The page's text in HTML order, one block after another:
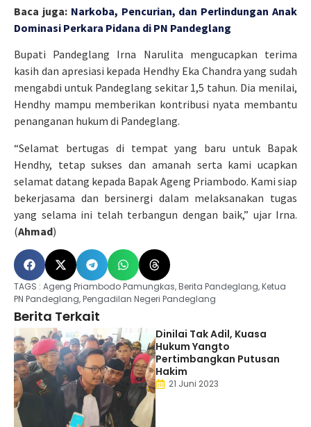
Baca juga: Narkoba, Pencurian, dan Perlindungan Anak
Dominasi Perkara Pidana di PN Pandeglang
Bupati Pandeglang Irna Narulita mengucapkan terima
kasih dan apresiasi kepada Hendhy Eka Chandra yang sudah
mengabdi untuk Pandeglang sekitar 1,5 tahun. Dia menilai,
Hendhy mampu memberikan kontribusi nyata membantu
penanganan hukum di Pandeglang.
“Selamat bertugas di tempat yang baru untuk Bapak
Hendhy, tetap sukses dan amanah serta kami ucapkan
selamat datang kepada Bapak Ageng Priambodo. Kami siap
bekerjasama dan bersinergi dalam melaksanakan tugas
yang selama ini telah terbangun dengan baik,” ujar Irna.
(Ahmad)
TAGS : Ageng Priambodo Pamungkas,Berita Pandeglang,Ketua
PN Pandeglang,Pengadilan Negeri Pandeglang
Berita Terkait
Dinilai Tak Adil, Kuasa
Hukum Yangto
Pertimbangkan Putusan
Hakim
21 Juni 2023